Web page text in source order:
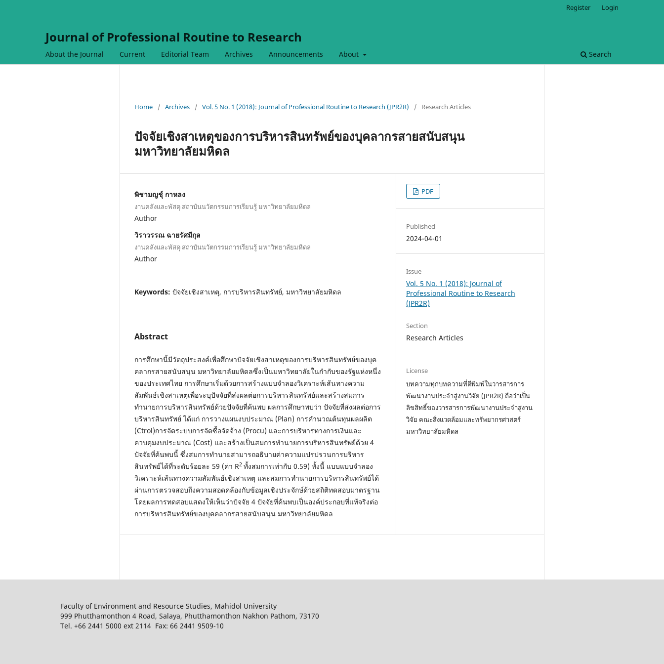
Journal of Professional Routine to Research
About the Journal Current Editorial Team Archives Announcements About Search
Register Login
Home / Archives / Vol. 5 No. 1 (2018): Journal of Professional Routine to Research (JPR2R) / Research Articles
ปัจจัยเชิงสาเหตุของการบริหารสินทรัพย์ของบุคลากรสายสนับสนุน
มหาวิทยาลัยมหิดล
พิชามญชุ์ กาหลง
งานคลังและพัสดุ สถาบันนวัตกรรมการเรียนรู้ มหาวิทยาลัยมหิดล
Author
วิราวรรณ ฉายรัศมีกุล
งานคลังและพัสดุ สถาบันนวัตกรรมการเรียนรู้ มหาวิทยาลัยมหิดล
Author
Keywords: ปัจจัยเชิงสาเหตุ, การบริหารสินทรัพย์, มหาวิทยาลัยมหิดล
Abstract
การศึกษานี้มีวัตถุประสงค์เพื่อศึกษาปัจจัยเชิงสาเหตุของการบริหารสินทรัพย์ของบุค
คลากรสายสนับสนุน มหาวิทยาลัยมหิดลซึ่งเป็นมหาวิทยาลัยในกำกับของรัฐแห่งหนึ่ง
ของประเทศไทย การศึกษาเริ่มด้วยการสร้างแบบจำลองวิเคราะห์เส้นทางความ
สัมพันธ์เชิงสาเหตุเพื่อระบุปัจจัยที่ส่งผลต่อการบริหารสินทรัพย์และสร้างสมการ
ทำนายการบริหารสินทรัพย์ด้วยปัจจัยที่ค้นพบ ผลการศึกษาพบว่า ปัจจัยที่ส่งผลต่อการ
บริหารสินทรัพย์ ได้แก่ การวางแผนงบประมาณ (Plan) การคำนวณต้นทุนผลผลิต
(Ctrol)การจัดระบบการจัดซื้อจัดจ้าง (Procu) และการบริหารทางการเงินและ
ควบคุมงบประมาณ (Cost) และสร้างเป็นสมการทำนายการบริหารสินทรัพย์ด้วย 4
ปัจจัยที่ค้นพบนี้ ซึ่งสมการทำนายสามารถอธิบายค่าความแปรปรวนการบริหาร
สินทรัพย์ได้ที่ระดับร้อยละ 59 (ค่า R2 ทั้งสมการเท่ากับ 0.59) ทั้งนี้ แบบแบบจำลอง
วิเคราะห์เส้นทางความสัมพันธ์เชิงสาเหตุ และสมการทำนายการบริหารสินทรัพย์ได้
ผ่านการตรวจสอบถึงความสอดคล้องกับข้อมูลเชิงประจักษ์ด้วยสถิติทดสอบมาตรฐาน
โดยผลการทดสอบแสดงให้เห็นว่าปัจจัย 4 ปัจจัยที่ค้นพบเป็นองค์ประกอบที่แท้จริงต่อ
การบริหารสินทรัพย์ของบุคคลากรสายสนับสนุน มหาวิทยาลัยมหิดล
PDF
Published
2024-04-01
Issue
Vol. 5 No. 1 (2018): Journal of
Professional Routine to Research
(JPR2R)
Section
Research Articles
License
บทความทุกบทความที่ตีพิมพ์ในวารสารการ
พัฒนางานประจำสู่งานวิจัย (JPR2R) ถือว่าเป็น
ลิขสิทธิ์ของวารสารการพัฒนางานประจำสู่งาน
วิจัย คณะสิ่งแวดล้อมและทรัพยากรศาสตร์
มหาวิทยาลัยมหิดล
Faculty of Environment and Resource Studies, Mahidol University
999 Phutthamonthon 4 Road, Salaya, Phutthamonthon Nakhon Pathom, 73170
Tel. +66 2441 5000 ext 2114 Fax: 66 2441 9509-10